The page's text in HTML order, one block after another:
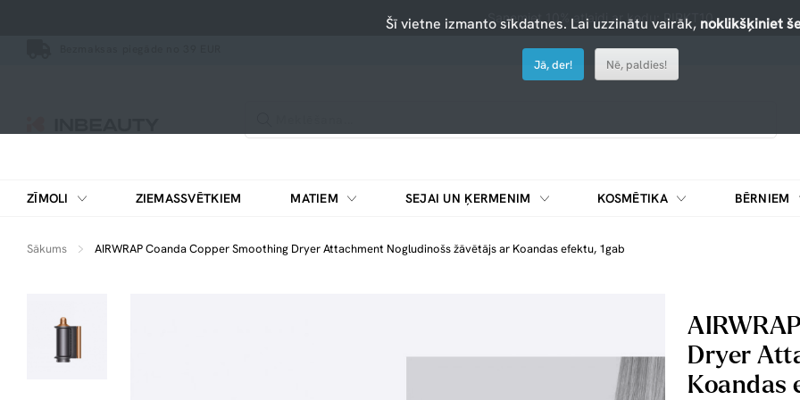
Saņemiet 10% atlaidi ar kodu: PIRKT10
ZĪMOLI ZIEMASSVĒTKIEM MATIEM SEJAI UN ĶERMENIM KOSMĒTIKA BĒRNIEM
Sākums AIRWRAP Coanda Copper Smoothing Dryer Attachment Nogludinošs žāvētājs ar Koandas efektu, 1gab
Dryer
Koandas
Šī vietne izmanto sīkdatnes. Lai uzzinātu vairāk, noklikšķiniet
Jā, der! Nē, paldies!